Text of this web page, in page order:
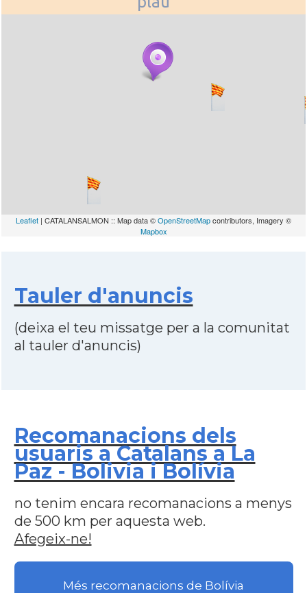
Leaflet | CATALANSALMON :: Map data ©OpenStreetMapcontributors, Imagery ©
Mapbox
Tauler d'anuncis
(deixa el teu missatge per a la comunitat
al tauler d'anuncis)
Recomanacions dels
usuaris a Catalans a La
Paz - Bolivia i Bolívia
no tenim encara recomanacions a menys
de 500 km per aquesta web.
Afegeix-ne!
Més recomanacions de Bolívia